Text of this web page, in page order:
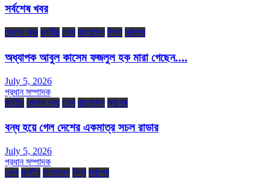
সর্বশেষ খবর
জেলার খবর জাতীয় ঢাকা বাংলাদেশ শিক্ষা সর্বশেষ
অধ্যাপক আবুল কাসেম ফজলুল হক মারা গেছেন….
July 5, 2026
প্রধান সম্পাদক
জাতীয় জেলার খবর ঢাকা বাংলাদেশ সর্বশেষ
বন্ধ হয়ে গেল দেশের একমাত্র সচল রাডার
July 5, 2026
প্রধান সম্পাদক
খেলা জাতীয় বাংলাদেশ বিশ্ব সর্বশেষ